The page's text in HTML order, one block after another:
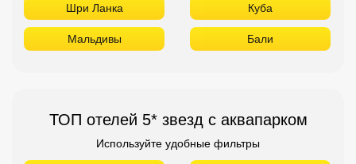
Шри Ланка Куба
Мальдивы Бали
ТОП отелей 5* звезд с аквапарком
Используйте удобные фильтры